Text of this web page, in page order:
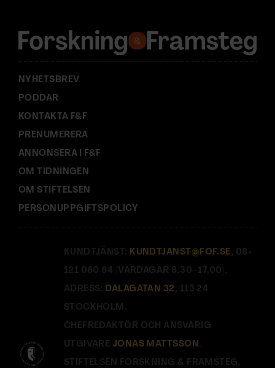
s
:
NYHETSBREV
PODDAR
KONTAKTA F&F
PRENUMERERA
ANNONSERA I F&F
OM TIDNINGEN
OM STIFTELSEN
PERSONUPPGIFTSPOLICY
KUNDTJÄNST: KUNDTJANST@FOF.SE , 08-
121 060 64 (VARDAGAR 8.30–17.00).
ADRESS: DALAGATAN 32 , 113 24
STOCKHOLM.
CHEFREDAKTÖR OCH ANSVARIG
UTGIVARE JONAS MATTSSON .
STIFTELSEN FORSKNING & FRAMSTEG.